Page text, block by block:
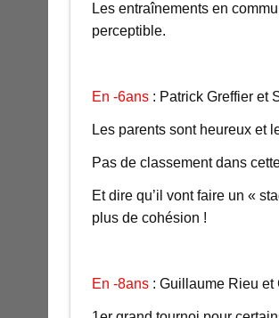
Les entraînements en
perceptible.
En -6ans: Patrick Greffier et
Les parents sont heureux et
Pas de classement dans
Et dire qu’il vont faire un «
plus de cohésion !
En -8ans : Guillaume Rieu et